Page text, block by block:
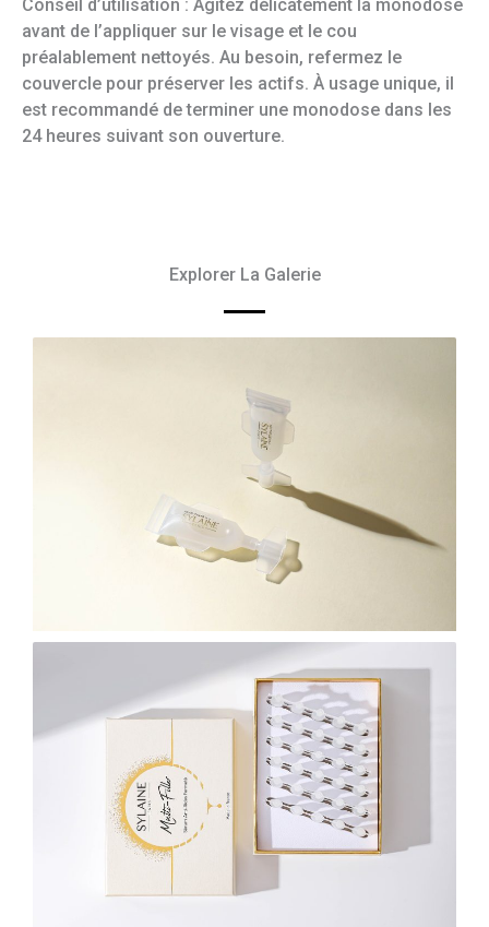
Conseil d’utilisation : Agitez délicatement la monodose
avant de l’appliquer sur le visage et le cou
préalablement nettoyés. Au besoin, refermez le
couvercle pour préserver les actifs. À usage unique, il
est recommandé de terminer une monodose dans les
24 heures suivant son ouverture.
Explorer La Galerie